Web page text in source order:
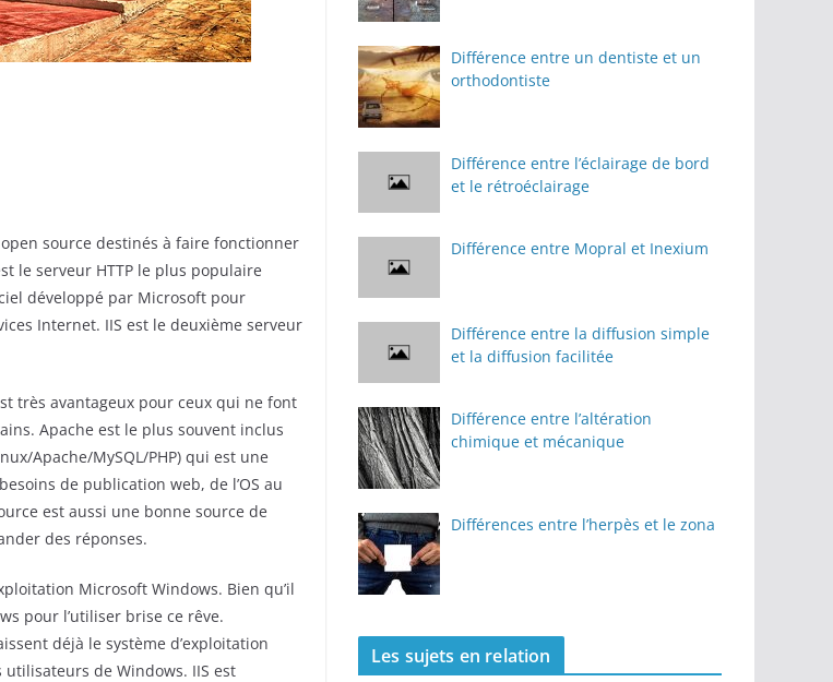
source destinés à faire fonctionner
le serveur HTTP le plus populaire
développé par Microsoft pour
Internet. IIS est le deuxième serveur
très avantageux pour ceux qui ne font
Apache est le plus souvent inclus
Apache/MySQL/PHP) qui est une
de publication web, de l’OS au
est aussi une bonne source de
des réponses.
Microsoft Windows. Bien qu’il
pour l’utiliser brise ce rêve.
déjà le système d’exploitation
de Windows. IIS est
Différence entre un dentiste et un
orthodontiste
Différence entre l’éclairage de bord
et le rétroéclairage
Différence entre Mopral et Inexium
Différence entre la diffusion simple
et la diffusion facilitée
Différence entre l’altération
chimique et mécanique
Différences entre l’herpès et le zona
Les sujets en relation